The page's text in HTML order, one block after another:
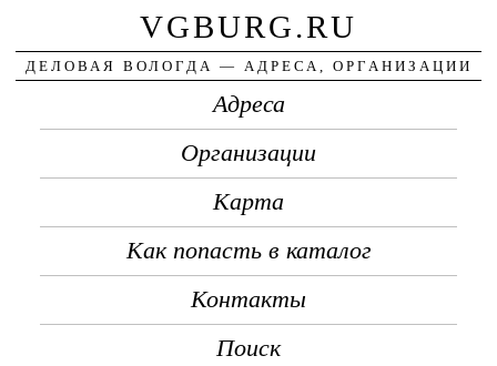
VGBURG.RU
ДЕЛОВАЯ ВОЛОГДА — АДРЕСА, ОРГАНИЗАЦИИ
Адреса
Организации
Карта
Как попасть в каталог
Контакты
Поиск